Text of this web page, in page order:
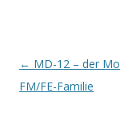
Artikel-
Navigation
← MD-12 – der
FM/FE-Familie